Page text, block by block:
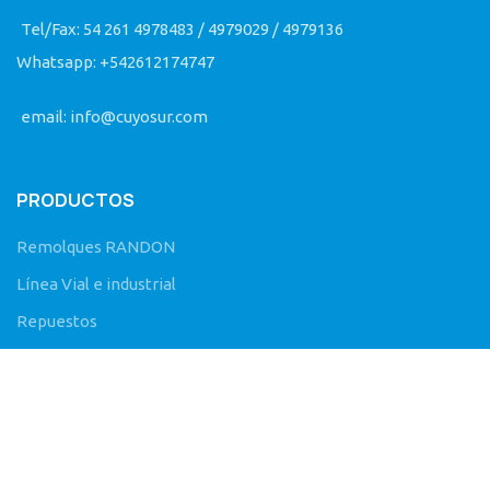
garantizando mayor
resistencia a la estructura,
además de la absorción de
Tel/Fax: 54 261 4978483 / 4979029 / 4979136
Whatsapp: +542612174747
email: info@cuyosur.com
PRODUCTOS
Remolques RANDON
Línea Vial e industrial
Repuestos